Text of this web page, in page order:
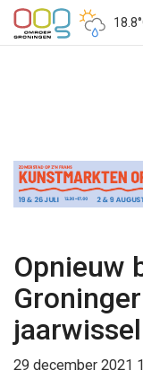
Opnieuw
29 december 2021